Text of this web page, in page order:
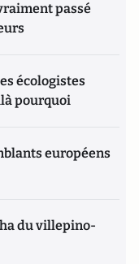
passé
écologistes
pourquoi
européens
du villepino-